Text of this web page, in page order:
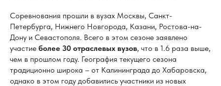
Соревнования прошли в вузах Москвы, Санкт-
Петербурга, Нижнего Новгорода, Казани, Ростова-на-
Дону и Севастополя. Всего в этом сезоне заявлено
участие более 30 отраслевых вузов, что в 1.6 раза выше,
чем в прошлом году. География текущего сезона
традиционно широка – от Калининграда до Хабаровска,
однако в этом году добавились участники из новых